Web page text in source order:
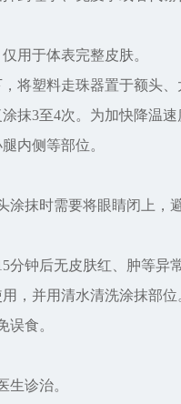
用于体表完整皮肤。
将塑料走珠器置于额头
抹3至4次。为加快降温
内侧等部位。
涂抹时需要将眼睛闭上，
分钟后无皮肤红、肿等异
，并用清水清洗涂抹部位
食。
生诊治。